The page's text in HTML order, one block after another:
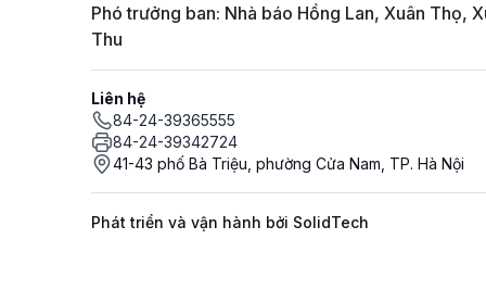
Phó trưởng ban: Nhà báo Hồng Lan, Xuân Thọ,
Thu
Liên hệ
84-24-39365555
84-24-39342724
41-43 phố Bà Triệu, phường Cửa Nam, TP. Hà Nội
Phát triển và vận hành bởi SolidTech